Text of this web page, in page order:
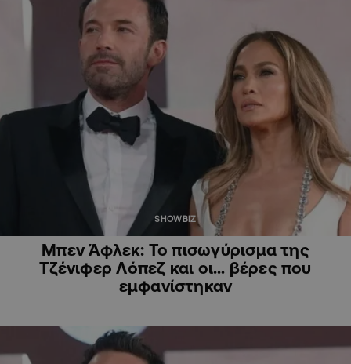
SHOWBIZ
Mπεν Άφλεκ: Το πισωγύρισμα της
Τζένιφερ Λόπεζ και οι… βέρες που
εμφανίστηκαν